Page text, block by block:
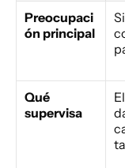
Preocupaci
ón principal
Qué
supervisa